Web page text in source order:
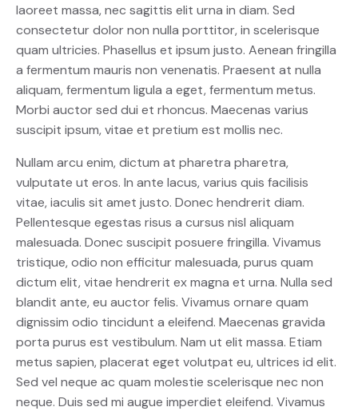
laoreet massa, nec sagittis elit urna in diam. Sed
consectetur dolor non nulla porttitor, in scelerisque
quam ultricies. Phasellus et ipsum justo. Aenean fringilla
a fermentum mauris non venenatis. Praesent at nulla
aliquam, fermentum ligula a eget, fermentum metus.
Morbi auctor sed dui et rhoncus. Maecenas varius
suscipit ipsum, vitae et pretium est mollis nec.
Nullam arcu enim, dictum at pharetra pharetra,
vulputate ut eros. In ante lacus, varius quis facilisis
vitae, iaculis sit amet justo. Donec hendrerit diam.
Pellentesque egestas risus a cursus nisl aliquam
malesuada. Donec suscipit posuere fringilla. Vivamus
tristique, odio non efficitur malesuada, purus quam
dictum elit, vitae hendrerit ex magna et urna. Nulla sed
blandit ante, eu auctor felis. Vivamus ornare quam
dignissim odio tincidunt a eleifend. Maecenas gravida
porta purus est vestibulum. Nam ut elit massa. Etiam
metus sapien, placerat eget volutpat eu, ultrices id elit.
Sed vel neque ac quam molestie scelerisque nec non
neque. Duis sed mi augue imperdiet eleifend. Vivamus